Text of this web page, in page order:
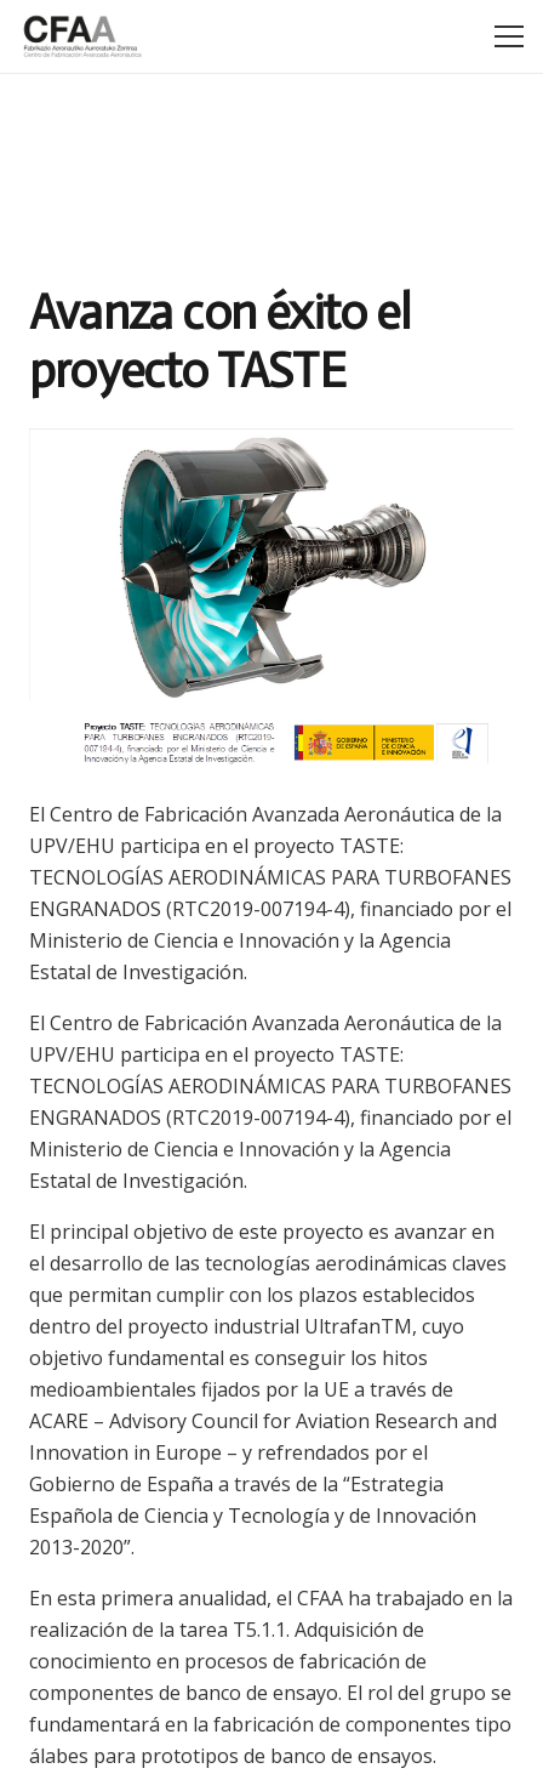
Avanza con éxito el
proyecto TASTE
El Centro de Fabricación Avanzada Aeronáutica de la
UPV/EHU participa en el proyecto TASTE:
TECNOLOGÍAS AERODINÁMICAS PARA TURBOFANES
ENGRANADOS (RTC2019-007194-4), financiado por el
Ministerio de Ciencia e Innovación y la Agencia
Estatal de Investigación.
El Centro de Fabricación Avanzada Aeronáutica de la
UPV/EHU participa en el proyecto TASTE:
TECNOLOGÍAS AERODINÁMICAS PARA TURBOFANES
ENGRANADOS (RTC2019-007194-4), financiado por el
Ministerio de Ciencia e Innovación y la Agencia
Estatal de Investigación.
El principal objetivo de este proyecto es avanzar en
el desarrollo de las tecnologías aerodinámicas claves
que permitan cumplir con los plazos establecidos
dentro del proyecto industrial UltrafanTM, cuyo
objetivo fundamental es conseguir los hitos
medioambientales fijados por la UE a través de
ACARE – Advisory Council for Aviation Research and
Innovation in Europe – y refrendados por el
Gobierno de España a través de la “Estrategia
Española de Ciencia y Tecnología y de Innovación
2013-2020”.
En esta primera anualidad, el CFAA ha trabajado en la
realización de la tarea T5.1.1. Adquisición de
conocimiento en procesos de fabricación de
componentes de banco de ensayo. El rol del grupo se
fundamentará en la fabricación de componentes tipo
álabes para prototipos de banco de ensayos.